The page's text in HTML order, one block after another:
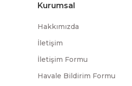
Kurumsal
Hakkımızda
İletişim
İletişim Formu
Havale Bildirim Formu